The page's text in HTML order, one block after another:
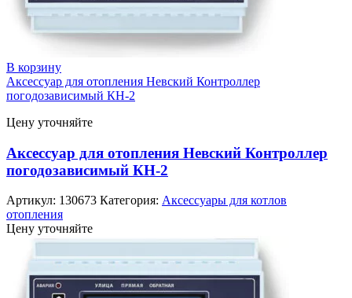
В корзину
Аксессуар для отопления Невский Контроллер
погодозависимый КН-2
Цену уточняйте
Аксессуар для отопления Невский Контроллер
погодозависимый КН-2
Артикул: 130673 Категория: Аксессуары для котлов
отопления
Цену уточняйте